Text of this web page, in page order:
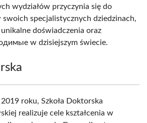
wydziałów przyczynia się do
specjalistycznych dziedzinach,
doświadczenia oraz
w dzisiejszym świecie.
roku, Szkoła Doktorska
realizuje cele kształcenia w